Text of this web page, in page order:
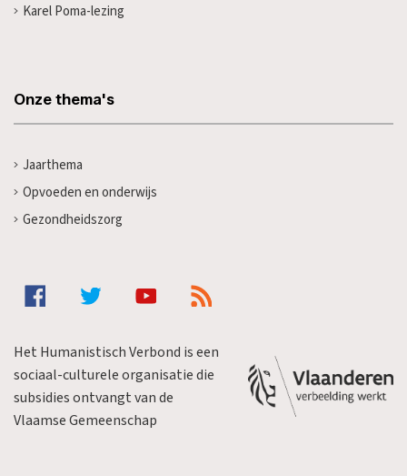
Karel Poma-lezing
Onze thema's
Jaarthema
Opvoeden en onderwijs
Gezondheidszorg
Het Humanistisch Verbond is een
sociaal-culturele organisatie die
subsidies ontvangt van de
Vlaamse Gemeenschap